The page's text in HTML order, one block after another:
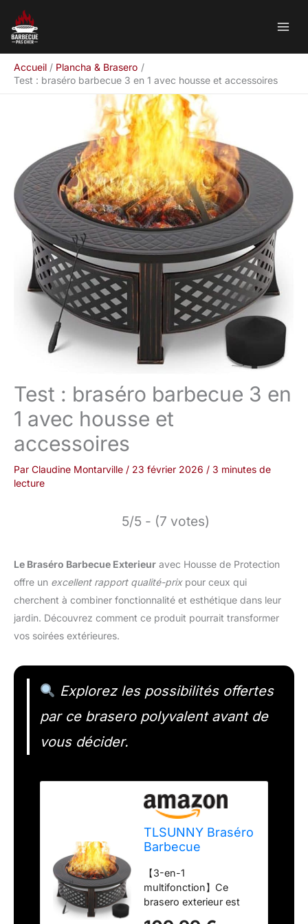
contenu
Accueil
Plancha & Brasero
Test : braséro barbecue 3 en 1 avec housse et accessoires
Test : braséro barbecue 3 en
1 avec housse et
accessoires
Par Claudine Montarville / 23 février 2026 / 3 minutes de
lecture
5/5 - (7 votes)
Le Braséro Barbecue Exterieur avec Housse de Protection
offre un excellent rapport qualité-prixpour ceux qui
cherchent à combiner fonctionnalité et esthétique dans leur
jardin. Découvrez comment ce produit pourrait transformer
vos soirées extérieures.
Explorez les possibilités offertes
par ce brasero polyvalent avant de
vous décider.
TLSUNNY Braséro
Barbecue
Housse de
Protection, 3 en 1
Braséro
d'Exterieur,
【3-en-1
multifonction】Ce
brasero exterieur est
Rechercher